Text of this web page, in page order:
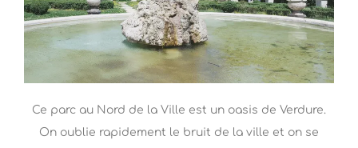
Ce parc au Nord de la Ville est un oasis de Verdure.
On oublie rapidement le bruit de la ville et on se